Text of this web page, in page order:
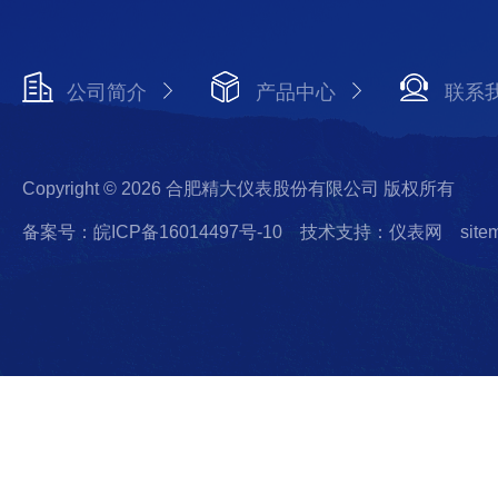
公司简介 产品中心 联系
Copyright © 2026 合肥精大仪表股份有限公司 版权所有
备案号：皖ICP备16014497号-10 技术支持：仪表网